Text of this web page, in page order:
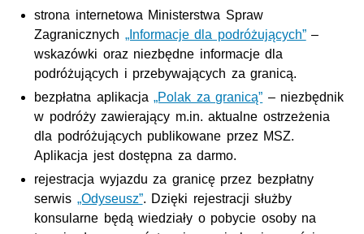
strona internetowa Ministerstwa Spraw
Zagranicznych „Informacje dla podróżujących”–
wskazówki oraz niezbędne informacje dla
podróżujących i przebywających za granicą.
bezpłatna aplikacja„Polak za granicą” – niezbędnik
w podróży zawierający m.in. aktualne ostrzeżenia
dla podróżujących publikowane przez MSZ.
Aplikacja jest dostępna za darmo.
rejestracja wyjazdu za granicę przez bezpłatny
serwis „Odyseusz”. Dzięki rejestracji służby
konsularne będą wiedziały o pobycie osoby na